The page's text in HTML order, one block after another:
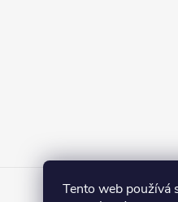
Tento web používá